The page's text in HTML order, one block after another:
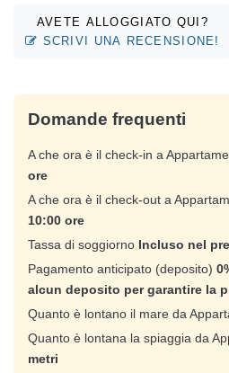
AVETE ALLOGGIATO QUI?
SCRIVI UNA RECENSIONE!
Domande frequenti
A che ora è il check-in a
ore
A che ora è il check-out a
10:00 ore
Tassa di soggiorno Incluso nel
Pagamento anticipato (deposito)
alcun deposito per garantire la
Quanto è lontano il mare da
Quanto è lontana la spiaggia da
metri